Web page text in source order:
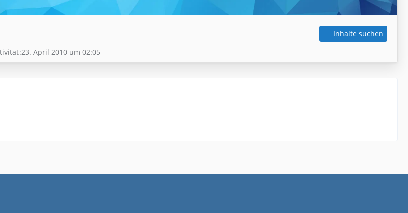
Inhalte suchen
23. April 2010 um 02:05